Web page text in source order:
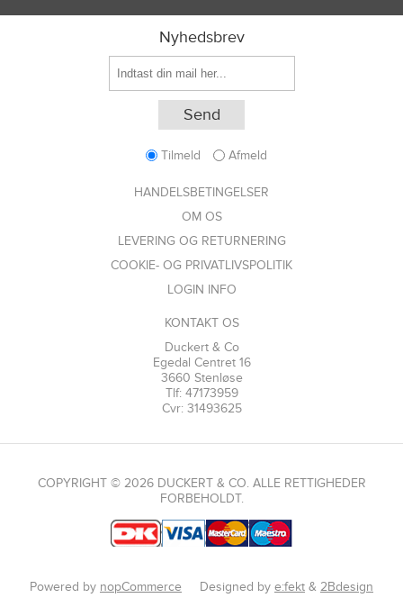
Nyhedsbrev
Tilmeld Afmeld
HANDELSBETINGELSER
OM OS
LEVERING OG RETURNERING
COOKIE- OG PRIVATLIVSPOLITIK
LOGIN INFO
KONTAKT OS
Duckert & Co
Egedal Centret 16
3660 Stenløse
Tlf: 47173959
Cvr: 31493625
COPYRIGHT © 2026 DUCKERT & CO. ALLE RETTIGHEDER
FORBEHOLDT.
Powered by nopCommerce Designed by e:fekt & 2Bdesign